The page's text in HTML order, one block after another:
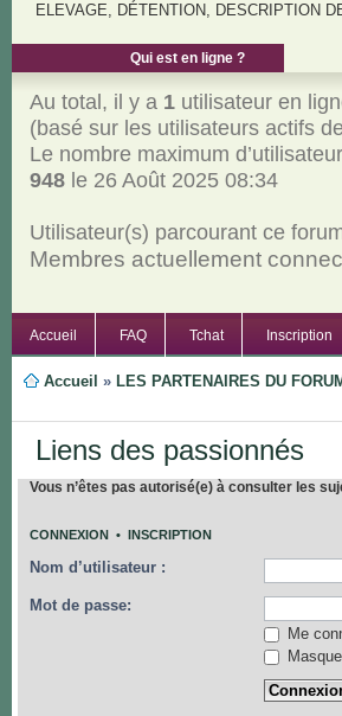
ELEVAGE, DÉTENTION, DESCRIPTION
Qui est en ligne ?
Au total, il y a 1utilisateur en
(basé sur les utilisateurs actifs
Le nombre maximum
948le 26 Août 2025 08:34
Utilisateur(s) parcourant ce
Membres actuellement
Accueil FAQ Tchat Inscription
Accueil » LES PARTENAIRES DU
Liens des passionnés
Vous n’êtes pas autorisé(e) à consulter les
CONNEXION• INSCRIPTION
Nom d’utilisateur :
Mot de passe:
Me